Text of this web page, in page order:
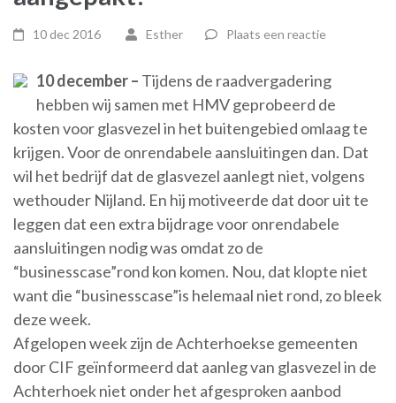
10 dec 2016 Esther Plaats een reactie
10 december – Tijdens de raadvergadering
hebben wij samen met HMV geprobeerd de
kosten voor glasvezel in het buitengebied omlaag te
krijgen. Voor de onrendabele aansluitingen dan. Dat
wil het bedrijf dat de glasvezel aanlegt niet, volgens
wethouder Nijland. En hij motiveerde dat door uit te
leggen dat een extra bijdrage voor onrendabele
aansluitingen nodig was omdat zo de
“businesscase”rond kon komen. Nou, dat klopte niet
want die “businesscase”is helemaal niet rond, zo bleek
deze week.
Afgelopen week zijn de Achterhoekse gemeenten
door CIF geïnformeerd dat aanleg van glasvezel in de
Achterhoek niet onder het afgesproken aanbod